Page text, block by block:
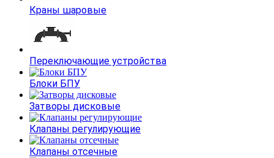
Краны шаровые
Переключающие устройства
Блоки БПУ
Затворы дисковые
Клапаны регулирующие
Клапаны отсечные